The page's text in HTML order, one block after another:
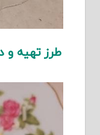
طرز تهیه